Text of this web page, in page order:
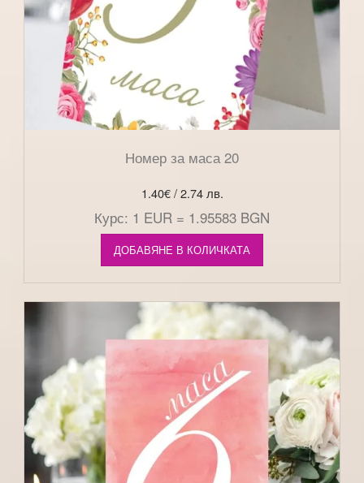
Номер за маса 20
1.40€/ 2.74 лв.
Курс: 1 EUR = 1.95583 BGN
ДОБАВЯНЕ В КОЛИЧКАТА